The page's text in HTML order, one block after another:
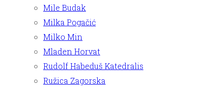
Mile Budak
Milka Pogačić
Milko Min
Mladen Horvat
Rudolf Habeduš Katedralis
Ružica Zagorska